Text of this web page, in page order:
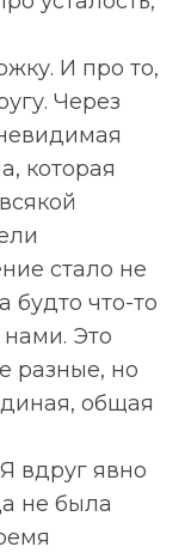
И про то,
Через
которая
стало не
будто что-то
Это
разные, но
общая
вдруг явно
не была